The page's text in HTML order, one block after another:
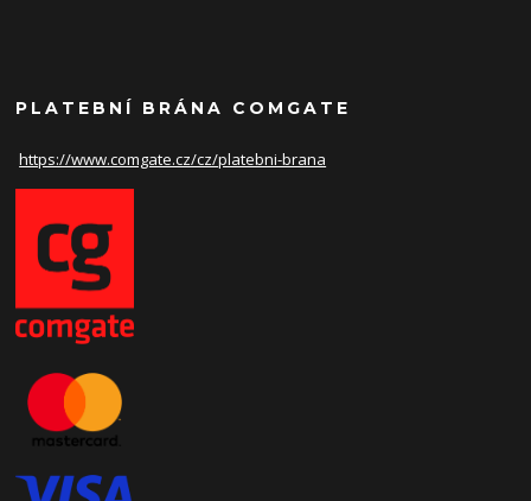
PLATEBNÍ BRÁNA COMGATE
https://www.comgate.cz/cz/platebni-brana